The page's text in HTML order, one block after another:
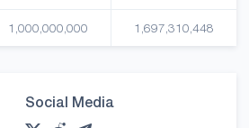
1,000,000,000 1,697,310,448
Social Media